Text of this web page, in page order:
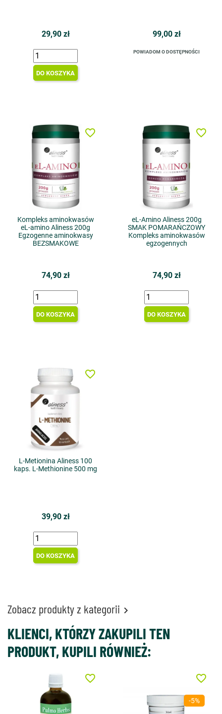
29,90 zł
DO KOSZYKA
99,00 zł
POWIADOM O DOSTĘPNOŚCI
Kompleks aminokwasów
eL-amino Aliness 200g
Egzogenne aminokwasy
BEZSMAKOWE
74,90 zł
DO KOSZYKA
favorite_border
eL-Amino Aliness 200g
SMAK POMARAŃCZOWY
Kompleks aminokwasów
egzogennych
74,90 zł
DO KOSZYKA
favorite_border
L-Metionina Aliness 100
kaps. L-Methionine 500 mg
39,90 zł
DO KOSZYKA
favorite_border
Zobacz produkty z kategorii 
KLIENCI, KTÓRZY ZAKUPILI TEN
PRODUKT, KUPILI RÓWNIEŻ:
favorite_border
-5%
favorite_border